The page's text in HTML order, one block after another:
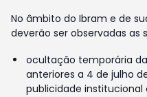
No âmbito do Ibram e de
deverão ser observadas as
ocultação temporária
anteriores a 4 de julho
publicidade